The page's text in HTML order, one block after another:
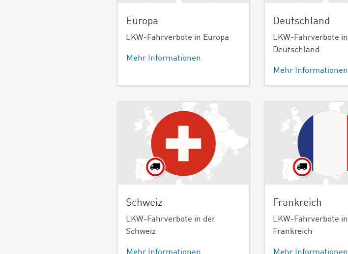
Europa
LKW-Fahrverbote in Europa
Mehr Informationen
Deutschland
LKW-Fahrverbote in
Deutschland
Mehr Informationen
Schweiz
LKW-Fahrverbote in der
Schweiz
Mehr Informationen
Frankreich
LKW-Fahrverbote in
Frankreich
Mehr Informationen